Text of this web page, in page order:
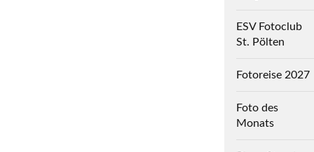
ESV Fotoclub
St. Pölten
Fotoreise 2027
Foto des
Monats